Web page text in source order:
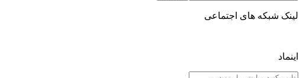
لینک شبکه های اجتماعی
اینماد